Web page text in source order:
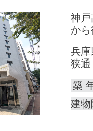
神
か
兵
狭通
築
建物